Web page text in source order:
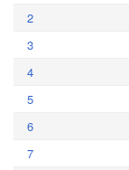
2
3
4
5
6
7